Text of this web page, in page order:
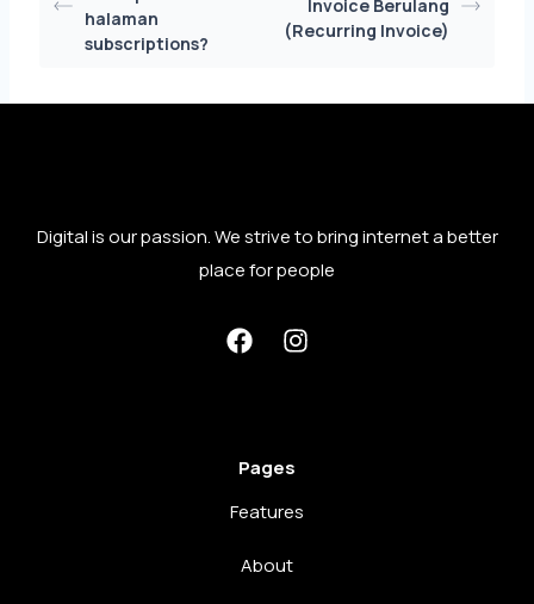
halaman
subscriptions?
Invoice Berulang
(Recurring Invoice)
Digital is our passion. We strive to bring internet a better
place for people
Pages
Features
About